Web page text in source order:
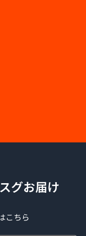
グお届け
こちら